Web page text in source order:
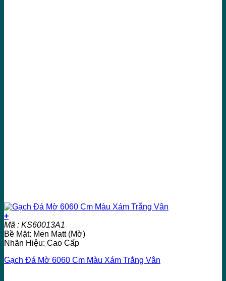
+
Mã : KS60013A1
Bề Mặt: Men Matt (Mờ)
Nhãn Hiệu: Cao Cấp
Gạch Đá Mờ 6060 Cm Màu Xám Trắng Vân